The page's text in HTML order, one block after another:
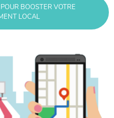
BOOSTER VOTRE
LOCAL